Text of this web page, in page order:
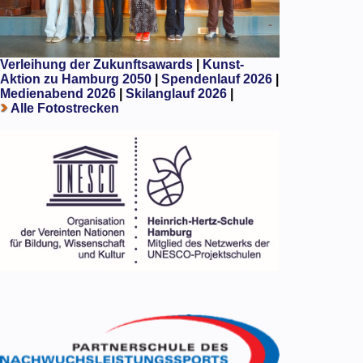
Verleihung der Zukunftsawards|
Kunst-
Aktion zu Hamburg 2050
Spendenlauf 2026|
Medienabend 2026| Skilanglauf 2026|
Alle Fotostrecken